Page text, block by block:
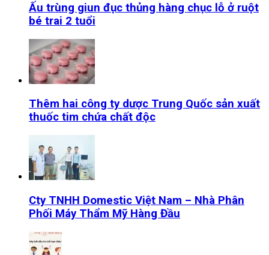
Ấu trùng giun đục thủng hàng chục lỗ ở ruột
bé trai 2 tuổi
Thêm hai công ty dược Trung Quốc sản xuất
thuốc tim chứa chất độc
Cty TNHH Domestic Việt Nam – Nhà Phân
Phối Máy Thẩm Mỹ Hàng Đầu